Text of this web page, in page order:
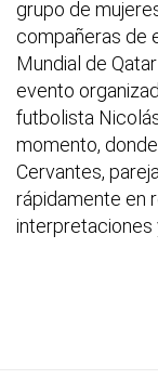
grupo de
compañeras de
Mundial de
evento
futbolista
momento,
Cervantes,
rápidamente en
interpretaciones